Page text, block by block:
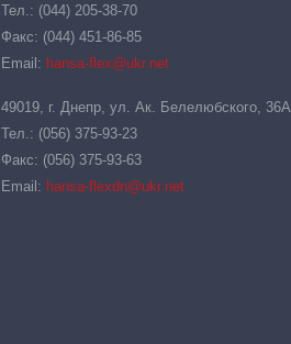
Тел.: (044) 205-38-70
Факс: (044) 451-86-85
Email: hansa-flex@ukr.net
49019, г. Днепр, ул. Ак. Белелюбского, 36А
Тел.: (056) 375-93-23
Факс: (056) 375-93-63
Email: hansa-flexdn@ukr.net